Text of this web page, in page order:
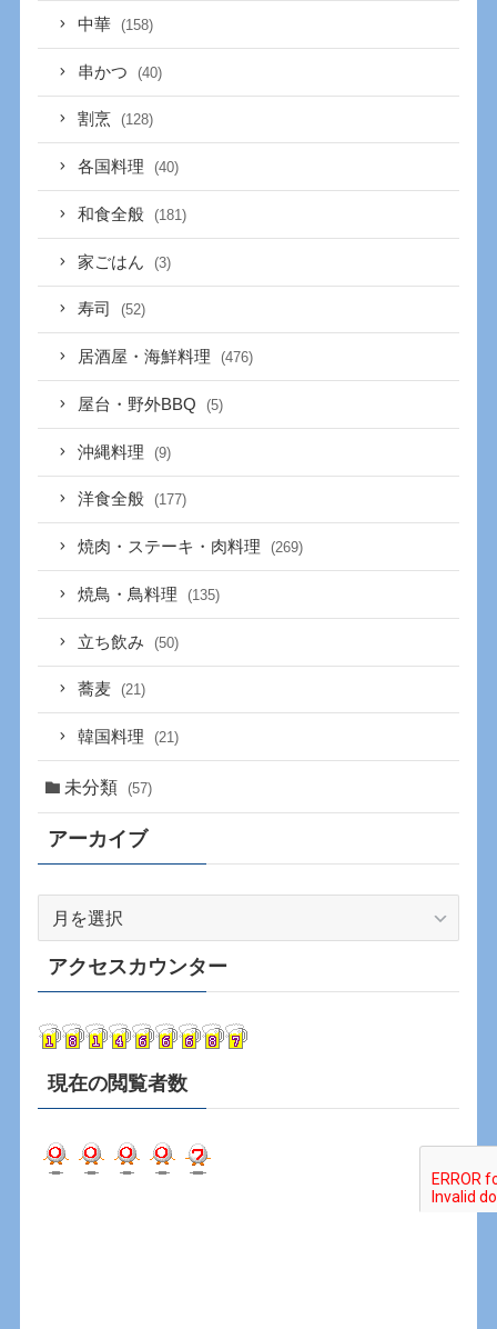
中華 (158)
串かつ (40)
割烹 (128)
各国料理 (40)
和食全般 (181)
家ごはん (3)
寿司 (52)
居酒屋・海鮮料理 (476)
屋台・野外BBQ (5)
沖縄料理 (9)
洋食全般 (177)
焼肉・ステーキ・肉料理 (269)
焼鳥・鳥料理 (135)
立ち飲み (50)
蕎麦 (21)
韓国料理 (21)
未分類 (57)
アーカイブ
カ
イ
アクセスカウンター
現在の閲覧者数